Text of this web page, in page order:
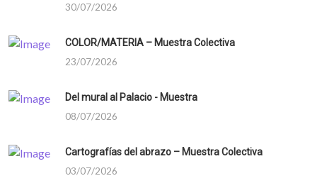
30/07/2026
COLOR/MATERIA – Muestra Colectiva
23/07/2026
Del mural al Palacio - Muestra
08/07/2026
Cartografías del abrazo – Muestra Colectiva
03/07/2026